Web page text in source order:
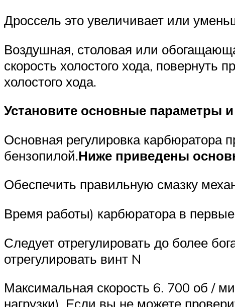
Дроссель это увеличивает или
Воздушная, столовая или
скорость холостого хода, повернуть
холостого хода.
Установите основные параметры и
Основная регулировка карбюратора
бензопилой.Ниже приведены
Обеспечить правильную смазку
Время работы) карбюратора в
Следует отрегулировать до более
отрегулировать винт N
Максимальная скорость 6. 700 об /
нагрузки). Если вы не можете